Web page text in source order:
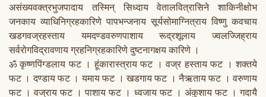
असंख्यवक्त्रभुजपादाय तस्मिन् सिध्दाय वेतालवित्रासिने शाकिनीक्षोभ
जनकाय व्याधिनिग्रहकारिणे पापभन्जनाय सूर्यसोमाग्नित्राय विष्णु कवचाय
खडगवज्रहस्ताय यमदण्डवरुणपाशाय रूद्रशूलाय ज्वलज्जिह्राय
सर्वरोगविद्रावणाय ग्रहनिग्रहकारिणे दुष्टनागक्षय कारिणे ।
ॐ कृष्णपिंग्डलाय फट । हूंकारास्त्राय फट । वज्र हस्ताय फट । शक्तये
फट । दण्डाय फट । यमाय फट । खडगाय फट । नैऋताय फट । वरुणाय
फट । वज्राय फट । पाशाय फट । ध्वजाय फट । अंकुशाय फट । गदायै